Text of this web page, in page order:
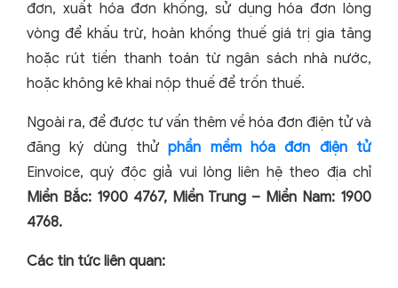
đơn, xuất hóa đơn khống, sử dụng hóa đơn lòng
vòng để khấu trừ, hoàn khống thuế giá trị gia tăng
hoặc rút tiền thanh toán từ ngân sách nhà nước,
hoặc không kê khai nộp thuế để trốn thuế.
Ngoài ra, để được tư vấn thêm về hóa đơn điện tử và
đăng ký dùng thửphần mềm hóa đơn điện tử
Einvoice, quý độc giả vui lòng liên hệ theo địa chỉ
Miền Bắc: 1900 4767, Miền Trung – Miền Nam: 1900
4768.
Các tin tức liên quan: